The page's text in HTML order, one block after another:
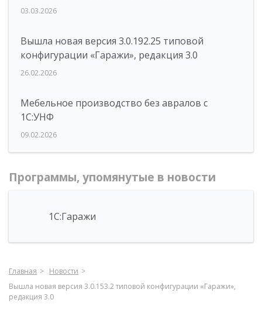
03.03.2026
Вышла новая версия 3.0.192.25 типовой
конфигурации «Гаражи», редакция 3.0
26.02.2026
Мебельное производство без авралов с
1С:УНФ
09.02.2026
Программы, упомянутые в новости
1С:Гаражи
Главная
Новости
Вышла новая версия 3.0.153.2 типовой конфигурации «Гаражи»,
редакция 3.0